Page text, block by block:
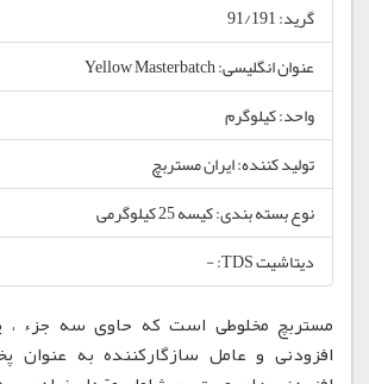
گرید: 91/191
عنوان انگلیسی: Yellow Masterbatch
واحد: کیلوگرم
تولید کننده: ایران مستربچ
نوع بسته بندی: کیسه 25 کیلوگرمی
دیتاشیت TDS: -
مستربچ مخلوطی است که حاوی سه جزء ،
افزودنی و عامل سازگارکننده به